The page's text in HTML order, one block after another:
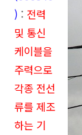
) : 전력
및 통신
케이블을
주력으로
각종 전선
류를 제조
하는 기